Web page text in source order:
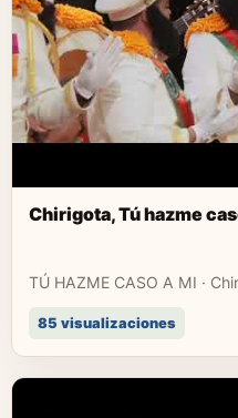
Chirigota, Tú hazme
TÚ HAZME CASO A MI ·
85 visualizaciones